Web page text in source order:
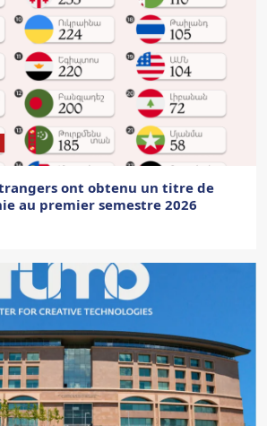
ont obtenu un titre de
au premier semestre 2026